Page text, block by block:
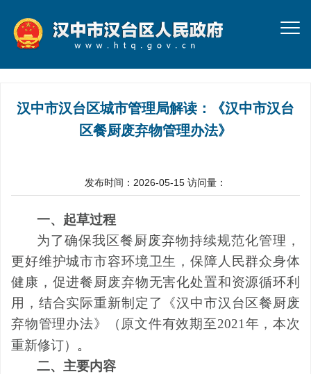
汉中市汉台区城市管理局解读：《汉中市汉台
区餐厨废弃物管理办法》
发布时间：2026-05-15 访问量：
一、起草过程
为了确保我区餐厨废弃物持续规范化管理，
更好维护城市市容环境卫生，保障人民群众身体
健康，促进餐厨废弃物无害化处置和资源循环利
用，结合实际重新制定了《汉中市汉台区餐厨废
弃物管理办法》（原文件有效期至2021年，本次
重新修订） 。
二、主要内容